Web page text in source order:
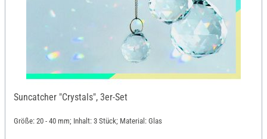
Suncatcher "Crystals", 3er-Set
Größe: 20 - 40 mm; Inhalt: 3 Stück; Material: Glas